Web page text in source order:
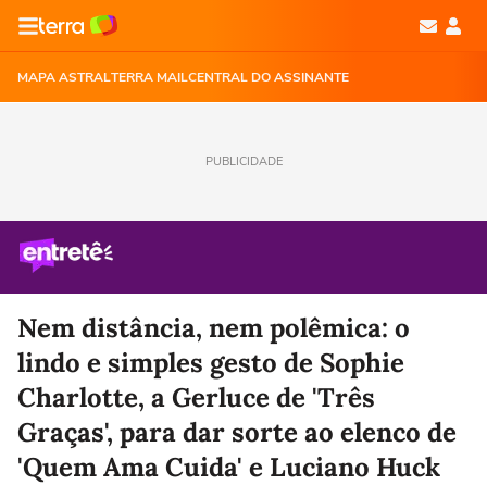
MAPA ASTRALTERRA MAILCENTRAL DO ASSINANTE
PUBLICIDADE
Nem distância, nem polêmica: o
lindo e simples gesto de Sophie
Charlotte, a Gerluce de 'Três
Graças', para dar sorte ao elenco de
'Quem Ama Cuida' e Luciano Huck